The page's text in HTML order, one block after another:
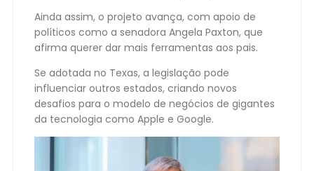
Ainda assim, o projeto avança, com apoio de
políticos como a senadora Angela Paxton, que
afirma querer dar mais ferramentas aos pais.
Se adotada no Texas, a legislação pode
influenciar outros estados, criando novos
desafios para o modelo de negócios de gigantes
da tecnologia como Apple e Google.